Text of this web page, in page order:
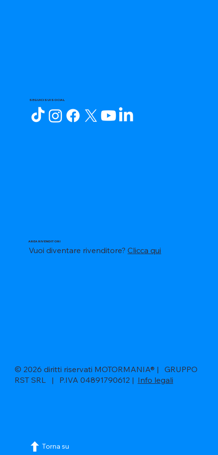
SEGUICI SUI SOCIAL
AREA RIVENDITORI
Vuoi diventare rivenditore?Clicca qui
© 2026 diritti riservati MOTORMANIA® | GRUPPO
RST SRL | P.IVA 04891790612 | Info legali
Torna su